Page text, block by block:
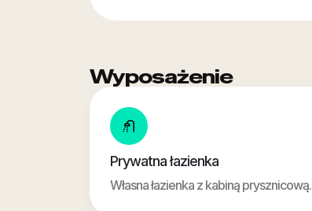
Wyposażenie
Prywatna łazienka
Własna łazienka z kabiną prysznicową.